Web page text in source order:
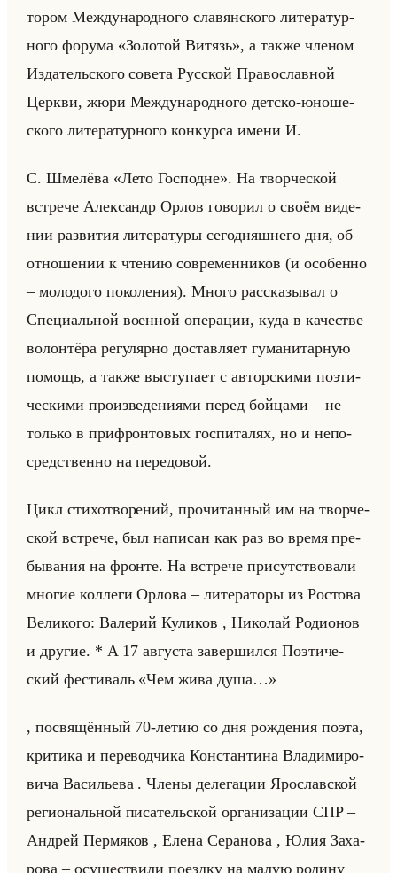
то­ром Меж­ду­на­род­но­го сла­вян­ско­го ли­те­ра­тур­
но­го фо­ру­ма «Золотой Витязь», а также чле­ном
Из­да­тельско­го со­ве­та Рус­ской Пра­во­слав­ной
Церк­ви, жюри Меж­ду­на­род­но­го дет­ско-юно­ше­
ско­го ли­те­ра­тур­но­го кон­кур­са имени И.
С. Шме­лё­ва «Лето Господне». На твор­че­ской
встре­че Алек­сандр Орлов го­во­рил о своём ви­де­
нии раз­ви­тия ли­те­ра­ту­ры се­го­дняш­не­го дня, об
от­но­ше­нии к чте­нию со­вре­мен­ни­ков (и осо­бен­но
– мо­ло­до­го по­ко­ле­ния). Много рас­ска­зы­вал о
Спе­ци­альной во­ен­ной опе­ра­ции, куда в ка­че­стве
во­лон­тё­ра ре­гу­ляр­но до­став­ля­ет гу­ма­ни­тар­ную
по­мощь, а также вы­сту­па­ет с ав­тор­ски­ми по­эти­
че­ски­ми про­из­ве­де­ни­ями перед бойца­ми – не
только в при­фрон­то­вых гос­пи­та­лях, но и непо­
сред­ствен­но на пе­ре­до­вой.
Цикл сти­хо­тво­ре­ний, про­чи­тан­ный им на твор­че­
ской встре­че, был на­пи­сан как раз во время пре­
бы­ва­ния на фрон­те. На встре­че при­сут­ство­ва­ли
мно­гие кол­ле­ги Ор­ло­ва – ли­те­ра­то­ры из Ро­сто­ва
Ве­ли­ко­го: Ва­ле­рий Ку­ли­ков , Ни­ко­лай Ро­ди­онов
и дру­гие. * А 17 ав­гу­ста за­вер­шил­ся По­эти­че­
ский фе­сти­валь «Чем жива душа…»
, по­свя­щён­ный 70-летию со дня рож­де­ния поэта,
кри­ти­ка и пе­ре­вод­чи­ка Кон­стан­ти­на Вла­ди­ми­ро­
ви­ча Ва­си­лье­ва . Члены де­ле­га­ции Яро­слав­ской
ре­ги­ональной пи­са­тельской ор­га­ни­за­ции СПР –
Ан­дрей Пер­мя­ков , Елена Се­ра­но­ва , Юлия За­ха­
ро­ва – осу­ще­стви­ли по­езд­ку на малую ро­ди­ну